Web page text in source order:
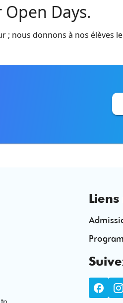
Days.
nous donnons à nos élèves